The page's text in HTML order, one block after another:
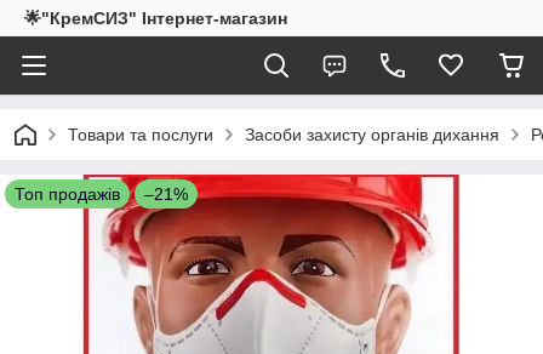
🌟"КремСИЗ" Інтернет-магазин
Товари та послуги Засоби захисту органів дихання
Топ продажів –21%